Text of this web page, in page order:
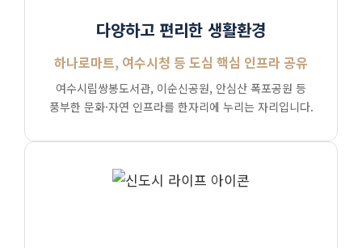
다양하고 편리한 생활환경
하나로마트, 여수시청 등 도심 핵심 인프라 공유
여수시립쌍봉도서관, 이순신공원, 안심산 폭포공원 등
풍부한 문화·자연 인프라를 한자리에 누리는 자리입니다.